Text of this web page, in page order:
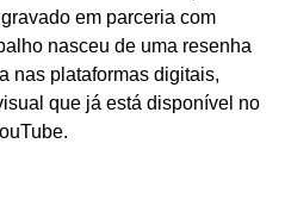
em parceria com
nasceu de uma resenha
nas plataformas digitais,
que já está disponível no